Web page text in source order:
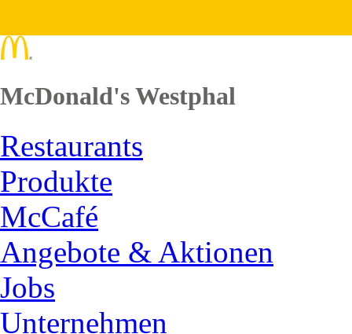
McDonald's Westphal
Restaurants
Produkte
McCafé
Angebote & Aktionen
Jobs
Unternehmen